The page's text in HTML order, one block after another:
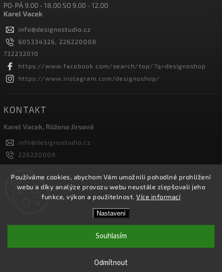
Používáme cookies, abychom Vám umožnili pohodlné prohlížení
webu a díky analýze provozu webu neustále zlepšovali jeho
funkce, výkon a použitelnost. Více informací
Nastavení
Odmítnout
Souhlasím
PO-PÁ 9.00 - 18.00 SO 9.00 - 12.00
Karel Vacek
info@designostudio.cz
605334326, 226220008
732232010
https://www.facebook.com/search/top/?q=designoshop
https://www.instagram.com/designoshop/
KONTAKT
Karel Vacek, Růžena Jirsová
info@designostudio.cz
226220008
605334326, 732232010
Designoshop
designoshop
Designoshop. Všechna práva vyhrazena.